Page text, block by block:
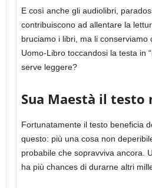
E così anche gli audiolibri,
contribuiscono ad allentare la
bruciamo i libri, ma li conserviamo
Uomo-Libro toccandosi la testa in
serve leggere?
Sua Maestà il testo
Fortunatamente il testo beneficia
questo: più una cosa non
probabile che sopravviva ancora.
ha più chances di durarne altri